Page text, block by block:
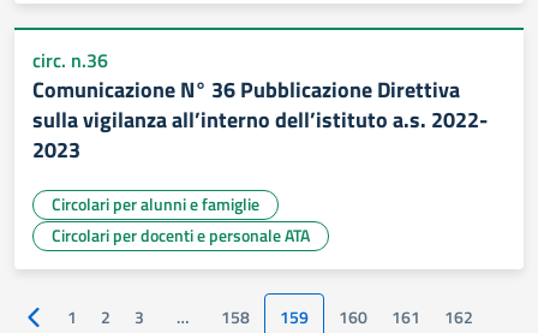
circ. n.36
Comunicazione N° 36 Pubblicazione Direttiva
sulla vigilanza all’interno dell’istituto a.s. 2022-
2023
Circolari per alunni e famiglie
Circolari per docenti e personale ATA
Pagina precedente
1 2 3 … 158 159 160 161
162